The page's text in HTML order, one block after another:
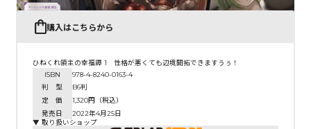
購入はこちらから
ひねくれ領主の幸福譚 1 性格が悪くても辺境開拓できますうぅ！
ISBN
978-4-8240-0163-4
判 型
B6判
定 価
1,320円（税込）
発売日
2022年4月25日
▼ 取り扱いショップ